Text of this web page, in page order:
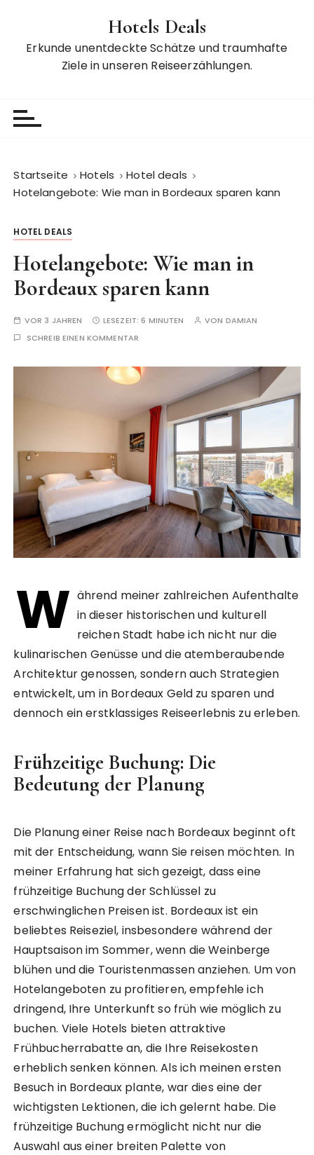
Hotels Deals
Erkunde unentdeckte Schätze und traumhafte
Ziele in unseren Reiseerzählungen.
Startseite Hotels
Hotel deals
Hotelangebote: Wie man in Bordeaux sparen kann
HOTEL DEALS
Hotelangebote: Wie man in
Bordeaux sparen kann
VOR 3 JAHREN LESEZEIT:6 MINUTEN VON DAMIAN
SCHREIB EINEN KOMMENTAR
W ährend meiner zahlreichen Aufenthalte
in dieser historischen und kulturell
reichen Stadt habe ich nicht nur die
kulinarischen Genüsse und die atemberaubende
Architektur genossen, sondern auch Strategien
entwickelt, um in Bordeaux Geld zu sparen und
dennoch ein erstklassiges Reiseerlebnis zu erleben.
Frühzeitige Buchung: Die
Bedeutung der Planung
Die Planung einer Reise nach Bordeaux beginnt oft
mit der Entscheidung, wann Sie reisen möchten. In
meiner Erfahrung hat sich gezeigt, dass eine
frühzeitige Buchung der Schlüssel zu
erschwinglichen Preisen ist. Bordeaux ist ein
beliebtes Reiseziel, insbesondere während der
Hauptsaison im Sommer, wenn die Weinberge
blühen und die Touristenmassen anziehen. Um von
Hotelangeboten zu profitieren, empfehle ich
dringend, Ihre Unterkunft so früh wie möglich zu
buchen. Viele Hotels bieten attraktive
Frühbucherrabatte an, die Ihre Reisekosten
erheblich senken können. Als ich meinen ersten
Besuch in Bordeaux plante, war dies eine der
wichtigsten Lektionen, die ich gelernt habe. Die
frühzeitige Buchung ermöglicht nicht nur die
Auswahl aus einer breiten Palette von